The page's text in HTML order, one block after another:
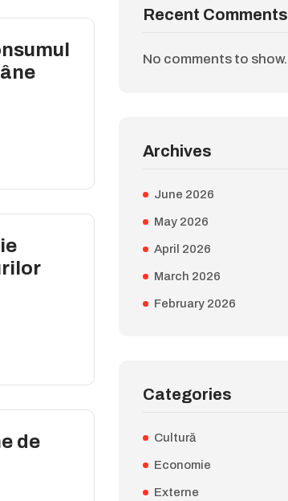
de
Recent Comments
No comments to show.
Archives
June 2026
May 2026
April 2026
March 2026
February 2026
Categories
Cultură
Economie
Externe